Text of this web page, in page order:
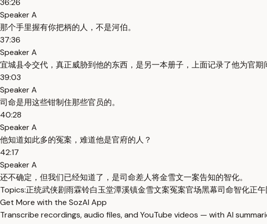
36:26
Speaker A
那个手里握有你把柄的人，不是河伯。
37:36
Speaker A
宜城县令交代，真正威胁到他的东西，是另一本册子，上面记录了他为官期
39:03
Speaker A
司命是用这些钳制住那些官员的。
40:28
Speaker A
他知道如此多的冤案，难道他是官府的人？
42:17
Speaker A
还不确定，但我们已经知道了，是司命差人将金雪文一案告知的智化。
Topics:正统武侠剧雨霖铃白玉堂潭溪镇金雪文案冤案官场黑幕司命智化正
Get More with the SozAI App
Transcribe recordings, audio files, and YouTube videos — with AI